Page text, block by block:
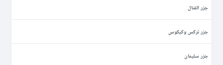
جزر القنال
جزر تركس وكيكوس
جزر سليمان